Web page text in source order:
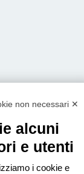
richiede solo
L’amministratore
il login
non necessari ✕
alcuni
e utenti
i cookie e